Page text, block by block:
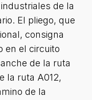
de la
El pliego, que
consigna
en el circuito
de la ruta
la ruta A012,
de la